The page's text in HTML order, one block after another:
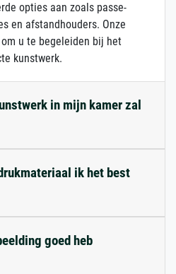
opties aan zoals passe-
en afstandhouders. Onze
u te begeleiden bij het
kunstwerk.
in mijn kamer zal
ik het best
goed heb